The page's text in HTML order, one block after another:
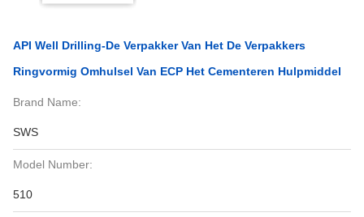
API Well Drilling-De Verpakker Van Het De Verpakkers
Ringvormig Omhulsel Van ECP Het Cementeren Hulpmiddel
Brand Name:
SWS
Model Number:
510